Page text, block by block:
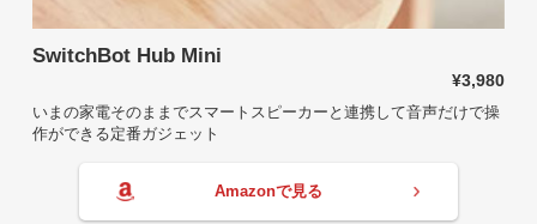
SwitchBot Hub Mini
¥3,980
いまの家電そのままでスマートスピーカーと連携して音声だけで操
作ができる定番ガジェット
Amazonで見る